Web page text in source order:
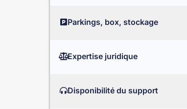
Parkings, box, stockage
Expertise juridique
Disponibilité du support